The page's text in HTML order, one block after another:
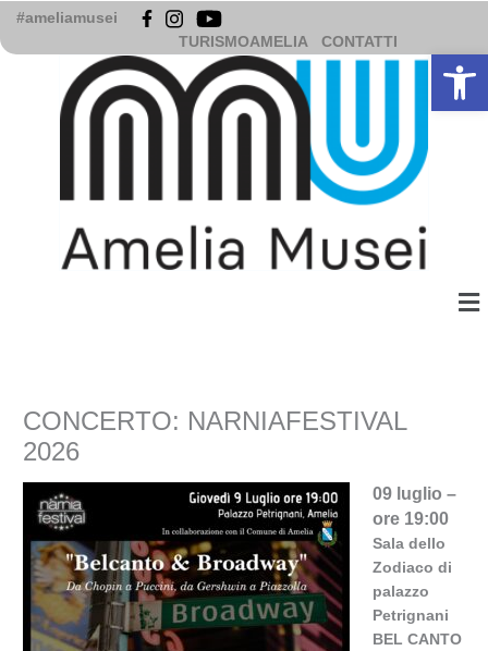
Vai
contenuto
#ameliamusei
TURISMOAMELIA
CONTATTI
CONCERTO: NARNIAFESTIVAL
2026
09 luglio –
ore 19:00
Sala dello
Zodiaco di
palazzo
Petrignani
BEL CANTO
Apri la